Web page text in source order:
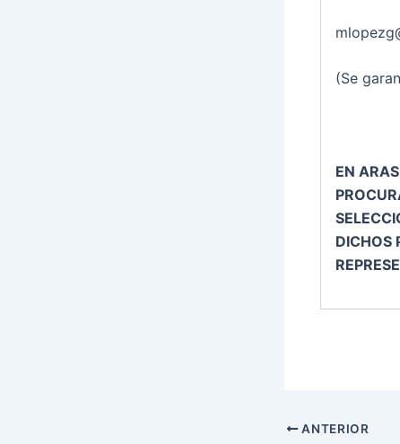
(Se
EN
DICHOS
ANTERIOR